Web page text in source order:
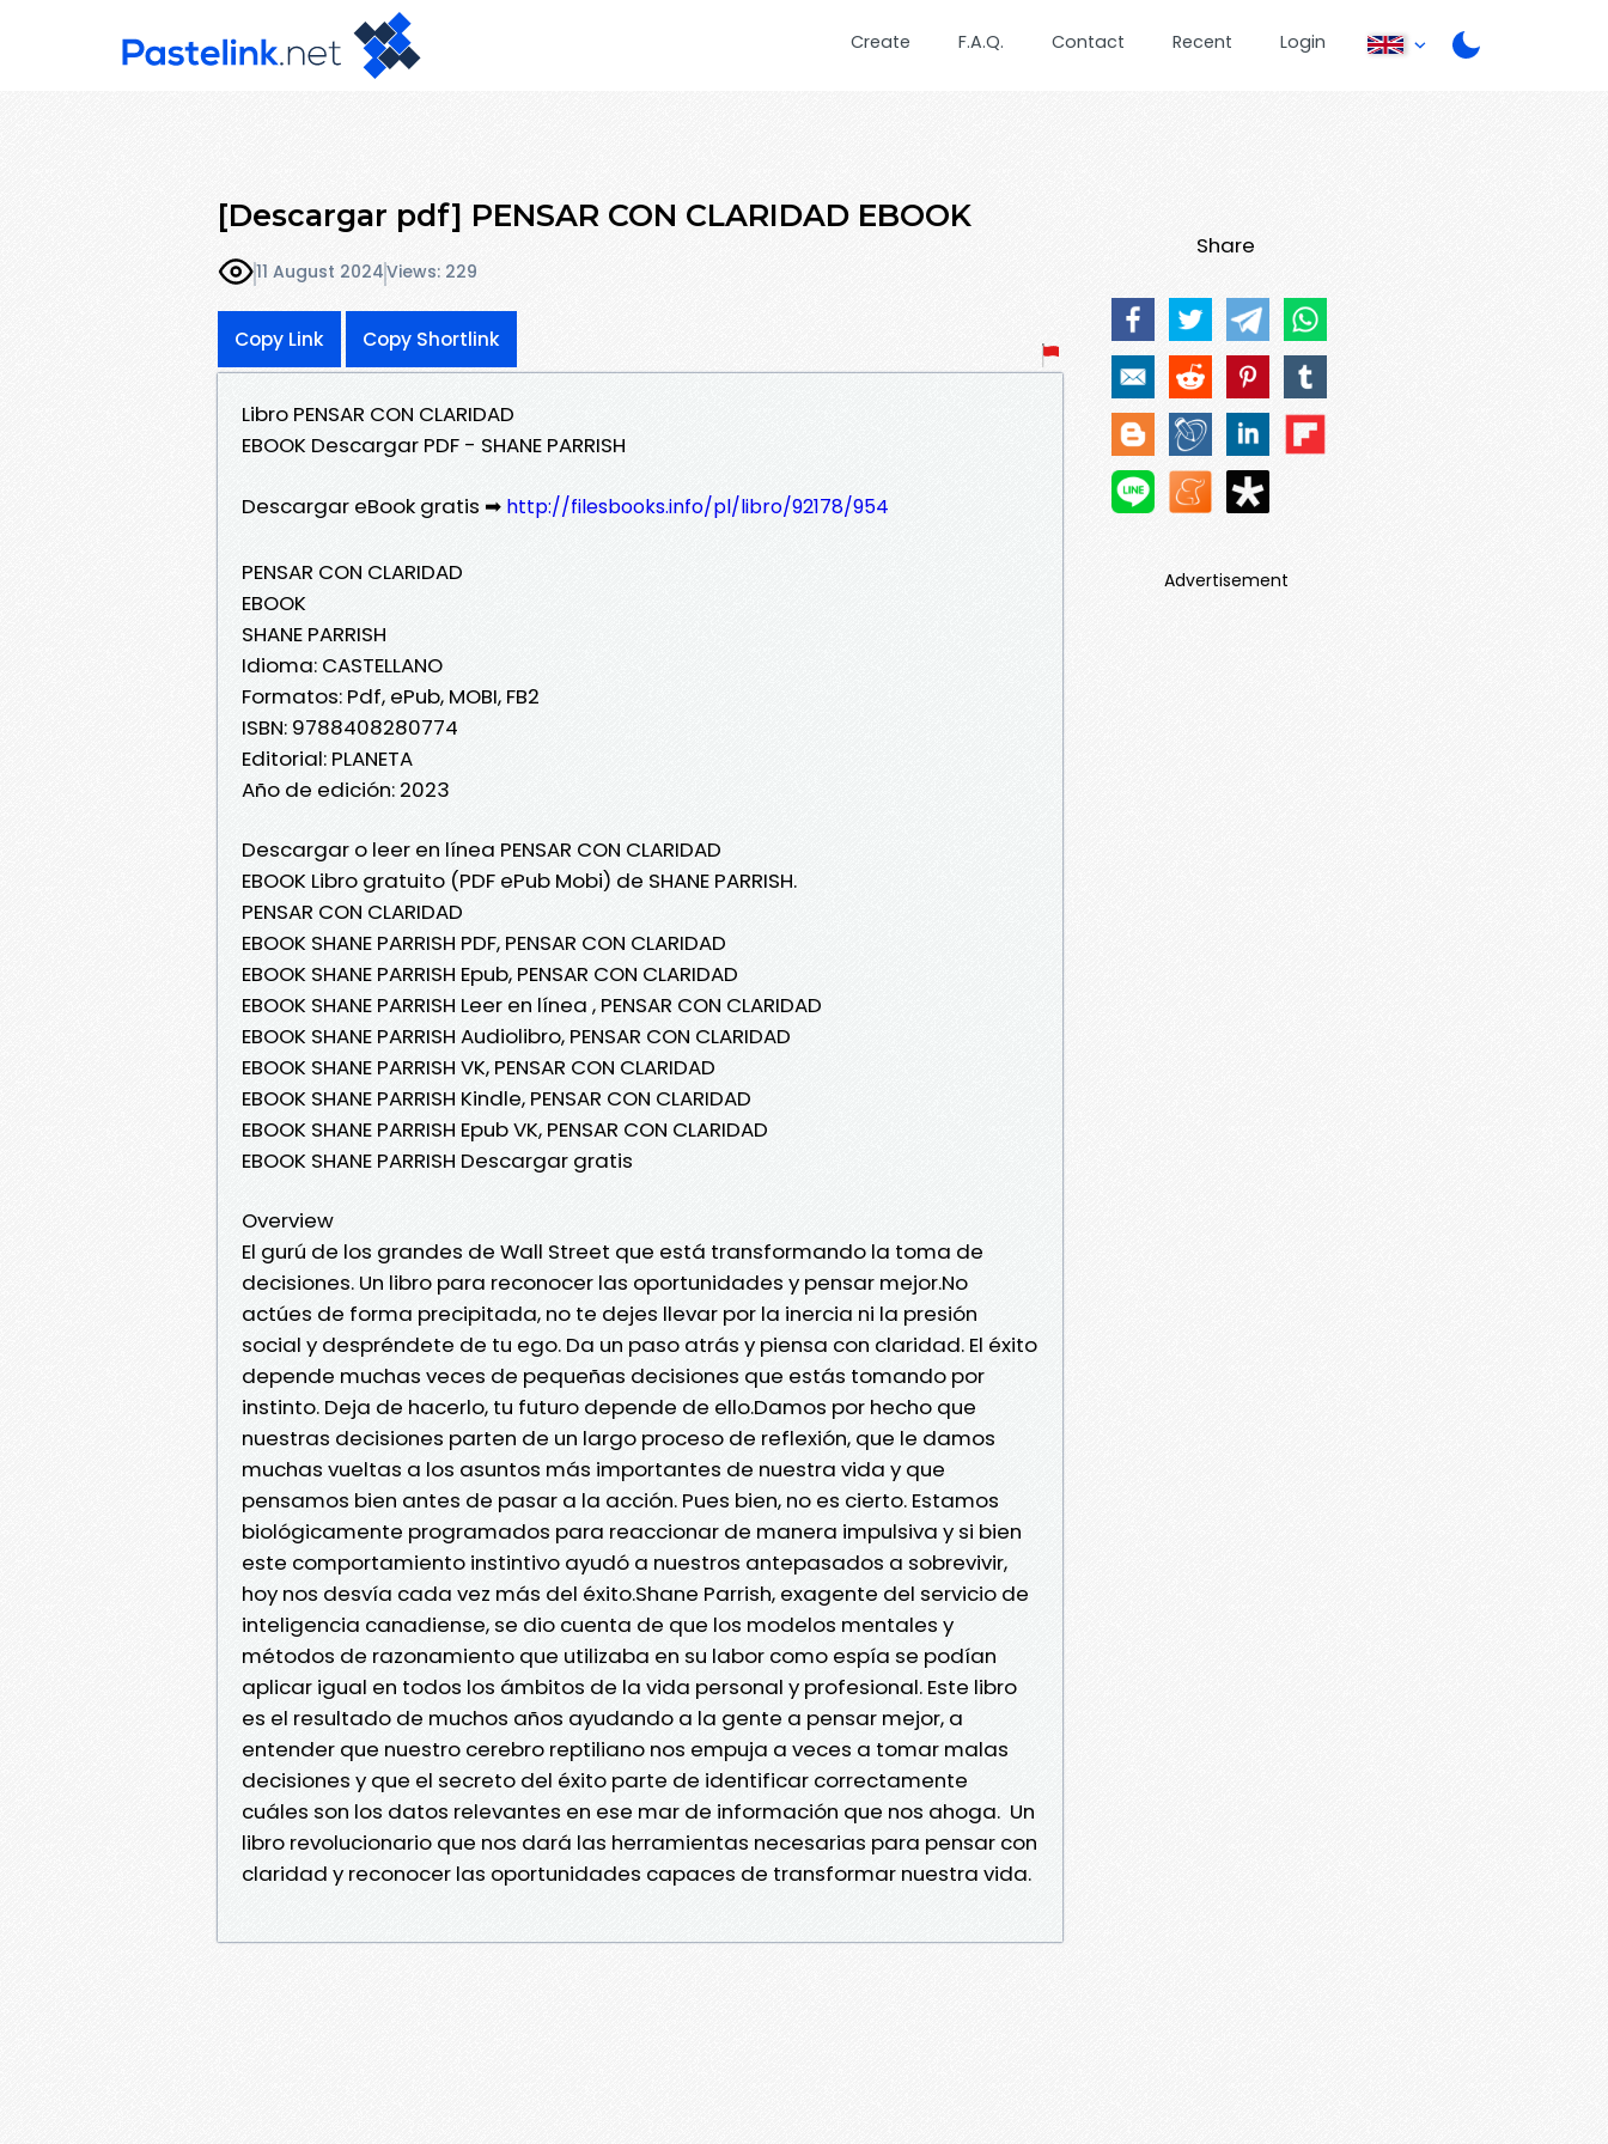
Create F.A.Q. Contact Recent Login
[Descargar pdf] PENSAR CON CLARIDAD EBOOK
11 August 2024Views: 229
Copy Link Copy Shortlink
Libro PENSAR CON CLARIDAD
EBOOK Descargar PDF - SHANE PARRISH
Descargar eBook gratis ➡ http://filesbooks.info/pl/libro/92178/954
PENSAR CON CLARIDAD
EBOOK
SHANE PARRISH
Idioma: CASTELLANO
Formatos: Pdf, ePub, MOBI, FB2
ISBN: 9788408280774
Editorial: PLANETA
Año de edición: 2023
Descargar o leer en línea PENSAR CON CLARIDAD
EBOOK Libro gratuito (PDF ePub Mobi) de SHANE PARRISH.
PENSAR CON CLARIDAD
EBOOK SHANE PARRISH PDF, PENSAR CON CLARIDAD
EBOOK SHANE PARRISH Epub, PENSAR CON CLARIDAD
EBOOK SHANE PARRISH Leer en línea , PENSAR CON CLARIDAD
EBOOK SHANE PARRISH Audiolibro, PENSAR CON CLARIDAD
EBOOK SHANE PARRISH VK, PENSAR CON CLARIDAD
EBOOK SHANE PARRISH Kindle, PENSAR CON CLARIDAD
EBOOK SHANE PARRISH Epub VK, PENSAR CON CLARIDAD
EBOOK SHANE PARRISH Descargar gratis
Overview
El gurú de los grandes de Wall Street que está transformando la toma de
decisiones. Un libro para reconocer las oportunidades y pensar mejor.No
actúes de forma precipitada, no te dejes llevar por la inercia ni la presión
social y despréndete de tu ego. Da un paso atrás y piensa con claridad. El éxito
depende muchas veces de pequeñas decisiones que estás tomando por
instinto. Deja de hacerlo, tu futuro depende de ello.Damos por hecho que
nuestras decisiones parten de un largo proceso de reflexión, que le damos
muchas vueltas a los asuntos más importantes de nuestra vida y que
pensamos bien antes de pasar a la acción. Pues bien, no es cierto. Estamos
biológicamente programados para reaccionar de manera impulsiva y si bien
este comportamiento instintivo ayudó a nuestros antepasados a sobrevivir,
hoy nos desvía cada vez más del éxito.Shane Parrish, exagente del servicio de
inteligencia canadiense, se dio cuenta de que los modelos mentales y
métodos de razonamiento que utilizaba en su labor como espía se podían
aplicar igual en todos los ámbitos de la vida personal y profesional. Este libro
es el resultado de muchos años ayudando a la gente a pensar mejor, a
entender que nuestro cerebro reptiliano nos empuja a veces a tomar malas
decisiones y que el secreto del éxito parte de identificar correctamente
cuáles son los datos relevantes en ese mar de información que nos ahoga. Un
libro revolucionario que nos dará las herramientas necesarias para pensar con
claridad y reconocer las oportunidades capaces de transformar nuestra vida.
Share
Advertisement